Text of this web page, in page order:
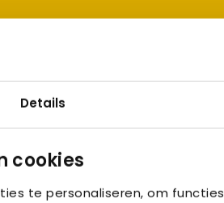
Details
cookies
te personaliseren, om